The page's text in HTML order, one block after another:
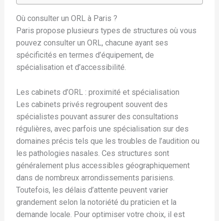
Où consulter un ORL à Paris ?
Paris propose plusieurs types de structures où vous
pouvez consulter un ORL, chacune ayant ses
spécificités en termes d’équipement, de
spécialisation et d’accessibilité.
Les cabinets d’ORL : proximité et spécialisation
Les cabinets privés regroupent souvent des
spécialistes pouvant assurer des consultations
régulières, avec parfois une spécialisation sur des
domaines précis tels que les troubles de l’audition ou
les pathologies nasales. Ces structures sont
généralement plus accessibles géographiquement
dans de nombreux arrondissements parisiens.
Toutefois, les délais d’attente peuvent varier
grandement selon la notoriété du praticien et la
demande locale. Pour optimiser votre choix, il est